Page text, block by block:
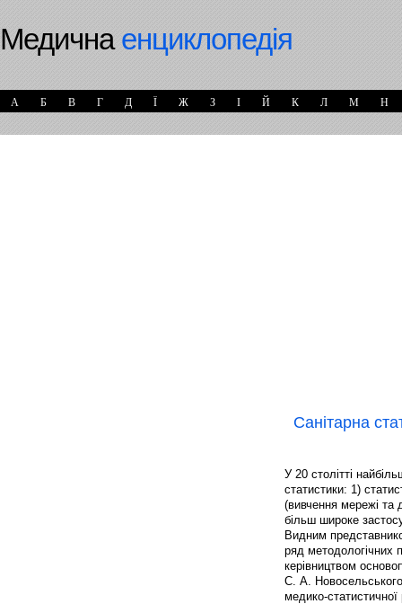
Медичнаенциклопедія
А Б В Г Д Ї Ж З І Й К Л М Н
Санітарна
У 20 столітті
статистики: 1)
(вивчення мережі та
більш широке
Видним
ряд методологічних
керівництвом
С. А.
медико-статистичної